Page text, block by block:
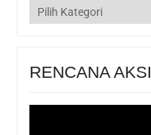
KATEGORI
RENCANA AKSI